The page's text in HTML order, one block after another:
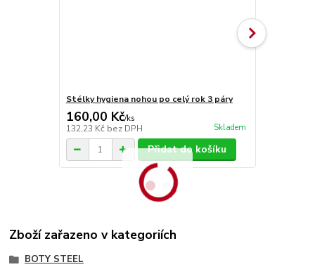
Stélky hygiena nohou po celý rok 3 páry
160,00 Kč/ks
132,23 Kč bez DPH Skladem
Přidat do košíku
Zboží zařazeno v kategoriích
BOTY STEEL